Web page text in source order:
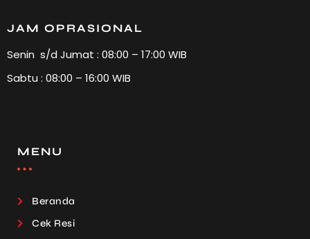
JAM OPRASIONAL
Senin s/d Jumat : 08:00 – 17:00 WIB
Sabtu : 08:00 – 16:00 WIB
MENU
Beranda
Cek Resi